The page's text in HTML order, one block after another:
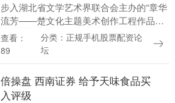
步入湖北省文学艺术界联合会主办的“章华
流芳——楚文化主题美术创作工程作品
展”，60件作品将楚国800年跌宕风云与文
化精魂熔铸于笔墨之间。作为这一创作工
查看：
89
分类：正规手机股票配资论
坛
倍操盘 西南证券 给予天味食品买
入评级